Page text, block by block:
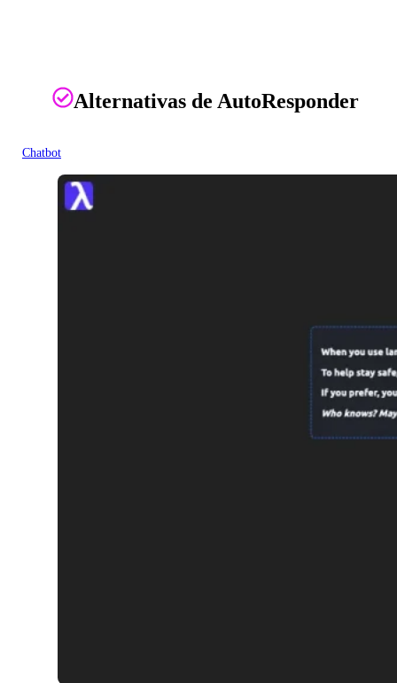
Alternativas de AutoResponder
Chatbot